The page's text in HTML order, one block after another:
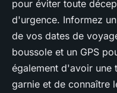
pour éviter toute
d'urgence. Informez
de vos dates de
boussole et un GPS
également d'avoir une
garnie et de connaître